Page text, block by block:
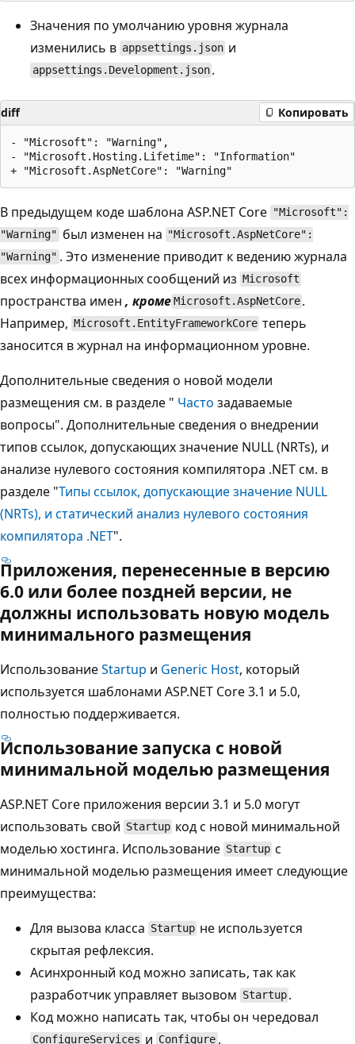
Значения по умолчанию уровня журнала
изменились в appsettings.json и
appsettings.Development.json .
diff Копировать
- "Microsoft": "Warning",
- "Microsoft.Hosting.Lifetime": "Information"
В предыдущем коде шаблона ASP.NET Core "Microsoft":
"Warning" был изменен на "Microsoft.AspNetCore":
"Warning" . Это изменение приводит к ведению журнала
всех информационных сообщений из Microsoft
пространства имен , кромеMicrosoft.AspNetCore .
Например, Microsoft.EntityFrameworkCore теперь
заносится в журнал на информационном уровне.
Дополнительные сведения о новой модели
размещения см. в разделе " Часто задаваемые
вопросы". Дополнительные сведения о внедрении
типов ссылок, допускающих значение NULL (NRTs), и
анализе нулевого состояния компилятора .NET см. в
разделе "Типы ссылок, допускающие значение NULL
(NRTs), и статический анализ нулевого состояния
компилятора .NET".
Приложения, перенесенные в версию
6.0 или более поздней версии, не
должны использовать новую модель
минимального размещения
ИспользованиеStartup и Generic Host, который
используется шаблонами ASP.NET Core 3.1 и 5.0,
полностью поддерживается.
Использование запуска с новой
минимальной моделью размещения
ASP.NET Core приложения версии 3.1 и 5.0 могут
использовать свой Startup код с новой минимальной
моделью хостинга. Использование Startup с
минимальной моделью размещения имеет следующие
преимущества:
Для вызова класса Startup не используется
скрытая рефлексия.
Асинхронный код можно записать, так как
разработчик управляет вызовом Startup .
Код можно написать так, чтобы он чередовал
ConfigureServices и Configure .